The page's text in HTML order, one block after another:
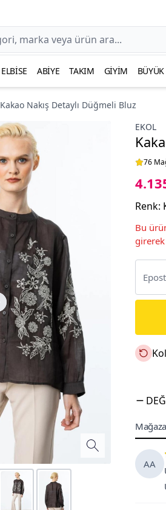
ELBISE ABIYE TAKIM GIYIM
Kakao Nakış Detaylı Düğmeli Bluz
EKOL
76
Renk:
Bu
AA